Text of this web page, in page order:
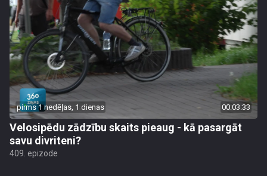
pirms 1 nedēļas, 1 dienas 00:03:33
Velosipēdu zādzību skaits pieaug - kā pasargāt
savu divriteni?
409. epizode